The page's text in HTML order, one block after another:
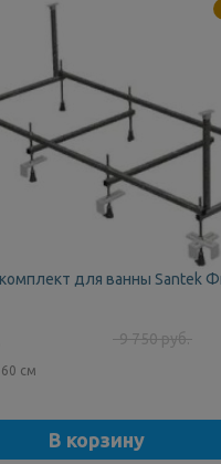
для ванны Santek
9 750 руб.
см
В корзину